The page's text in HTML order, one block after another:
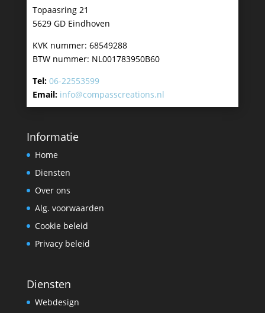
Topaasring 21
5629 GD Eindhoven
KVK nummer: 68549288
BTW nummer: NL001783950B60
Tel: 06-22553599
Email: info@compasscreations.nl
Informatie
Home
Diensten
Over ons
Alg. voorwaarden
Cookie beleid
Privacy beleid
Diensten
Webdesign